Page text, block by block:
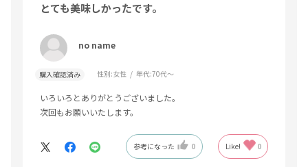
とても美味しかったです。
no name
購入確認済み 性別:女性 年代:70代～
いろいろとありがとうございました。
次回もお願いいたします。
参考になった 0 Like! 0